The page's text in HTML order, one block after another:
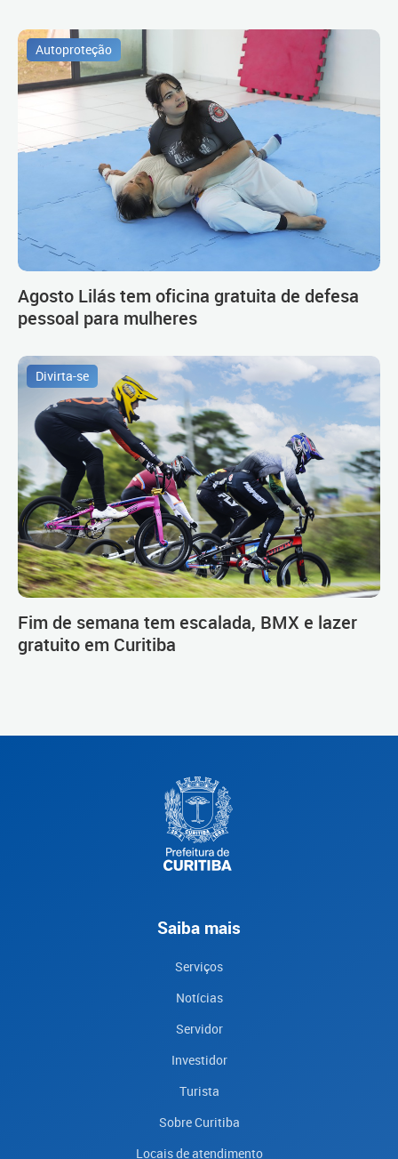
Autoproteção
Agosto Lilás tem oficina gratuita de defesa
pessoal para mulheres
Divirta-se
Fim de semana tem escalada, BMX e lazer
gratuito em Curitiba
Saiba mais
Serviços
Notícias
Servidor
Investidor
Turista
Sobre Curitiba
Locais de atendimento